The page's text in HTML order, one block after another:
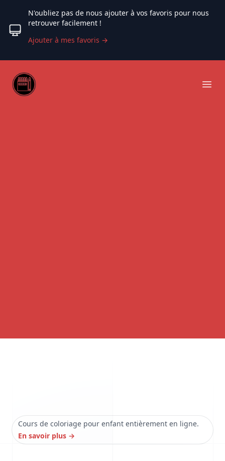
N'oubliez pas de nous ajouter à vos favoris pour nous
retrouver facilement !
Ajouter à mes favoris →
Web coloriage
Cours de coloriage pour enfant entièrement en ligne.
En savoir plus →